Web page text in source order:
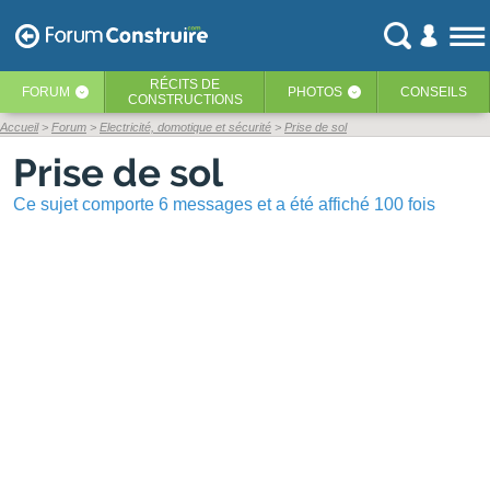
FORUM ‹ RÉCITS DE
CONSTRUCTIONS
PHOTOS ‹ CONSEILS
Accueil Forum Electricité, domotique et sécurité Prise de sol
Prise de sol
Ce sujet comporte 6 messages et a été affiché 100 fois